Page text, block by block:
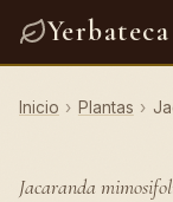
Yerbateca
Inicio › Plantas ›
Jacaranda